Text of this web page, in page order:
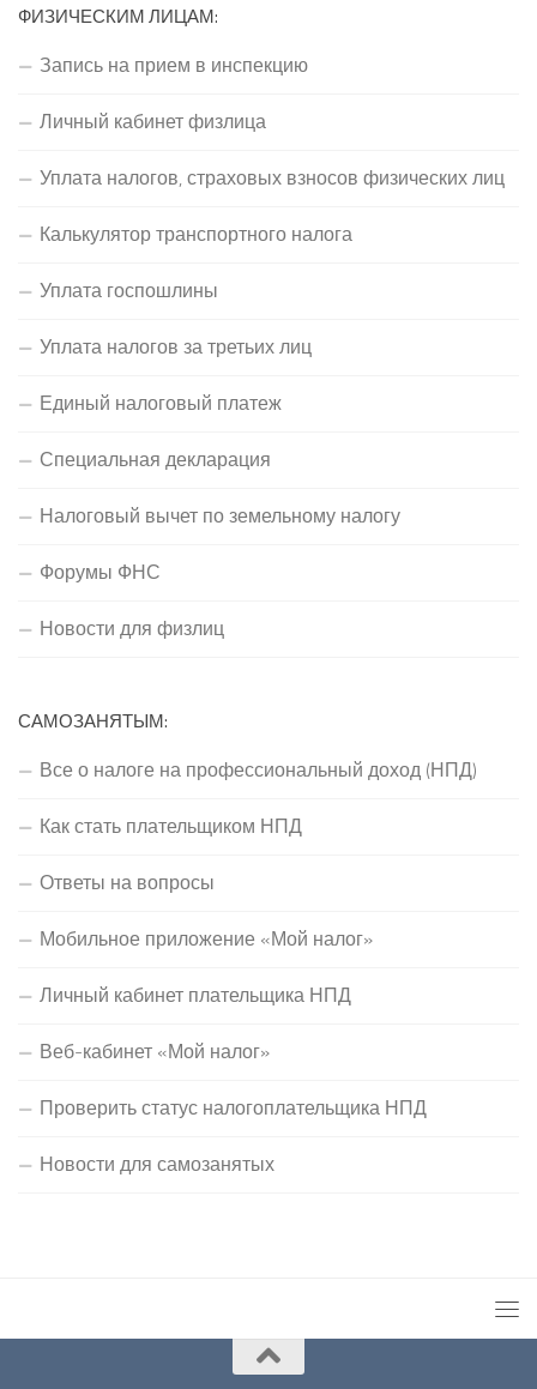
ФИЗИЧЕСКИМ ЛИЦАМ:
Запись на прием в инспекцию
Личный кабинет физлица
Уплата налогов, страховых взносов физических лиц
Калькулятор транспортного налога
Уплата госпошлины
Уплата налогов за третьих лиц
Единый налоговый платеж
Специальная декларация
Налоговый вычет по земельному налогу
Форумы ФНС
Новости для физлиц
САМОЗАНЯТЫМ:
Все о налоге на профессиональный доход (НПД)
Как стать плательщиком НПД
Ответы на вопросы
Мобильное приложение «Мой налог»
Личный кабинет плательщика НПД
Веб-кабинет «Мой налог»
Проверить статус налогоплательщика НПД
Новости для самозанятых